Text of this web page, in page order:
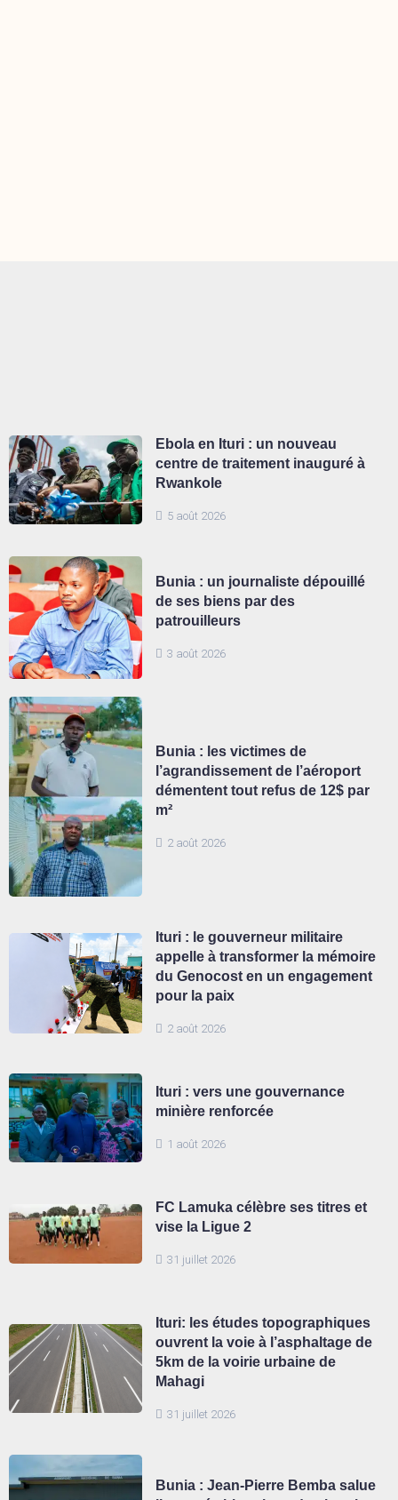
5 août 2026
Ebola en Ituri : un nouveau
centre de traitement inauguré à
Rwankole
3 août 2026
Bunia : un journaliste dépouillé
de ses biens par des
patrouilleurs
2 août 2026
Bunia : les victimes de
l’agrandissement de l’aéroport
démentent tout refus de 12$ par
m²
2 août 2026
Ituri : le gouverneur militaire
appelle à transformer la mémoire
du Genocost en un engagement
pour la paix
1 août 2026
Ituri : vers une gouvernance
minière renforcée
31 juillet 2026
FC Lamuka célèbre ses titres et
vise la Ligue 2
31 juillet 2026
Ituri: les études topographiques
ouvrent la voie à l’asphaltage de
5km de la voirie urbaine de
Mahagi
Bunia : Jean-Pierre Bemba salue